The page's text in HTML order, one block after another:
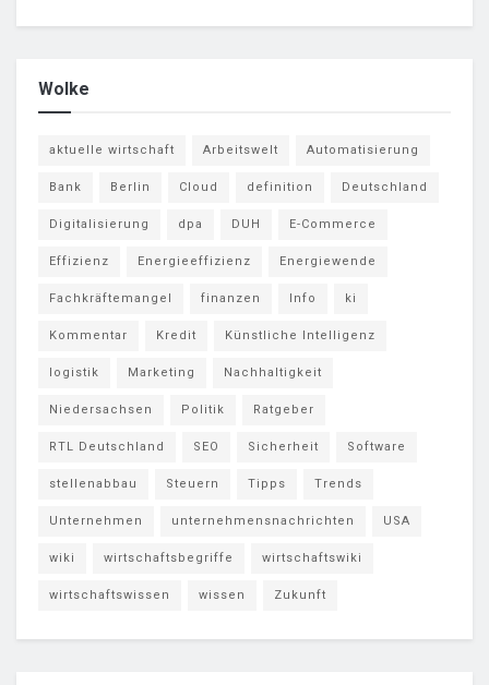
Wolke
aktuelle wirtschaft Arbeitswelt Automatisierung
Bank Berlin Cloud definition Deutschland
Digitalisierung dpa DUH E-Commerce
Effizienz Energieeffizienz Energiewende
Fachkräftemangel finanzen Info ki
Kommentar Kredit Künstliche Intelligenz
logistik Marketing Nachhaltigkeit
Niedersachsen Politik Ratgeber
RTL Deutschland SEO Sicherheit Software
stellenabbau Steuern Tipps Trends
Unternehmen unternehmensnachrichten USA
wiki wirtschaftsbegriffe wirtschaftswiki
wirtschaftswissen wissen Zukunft